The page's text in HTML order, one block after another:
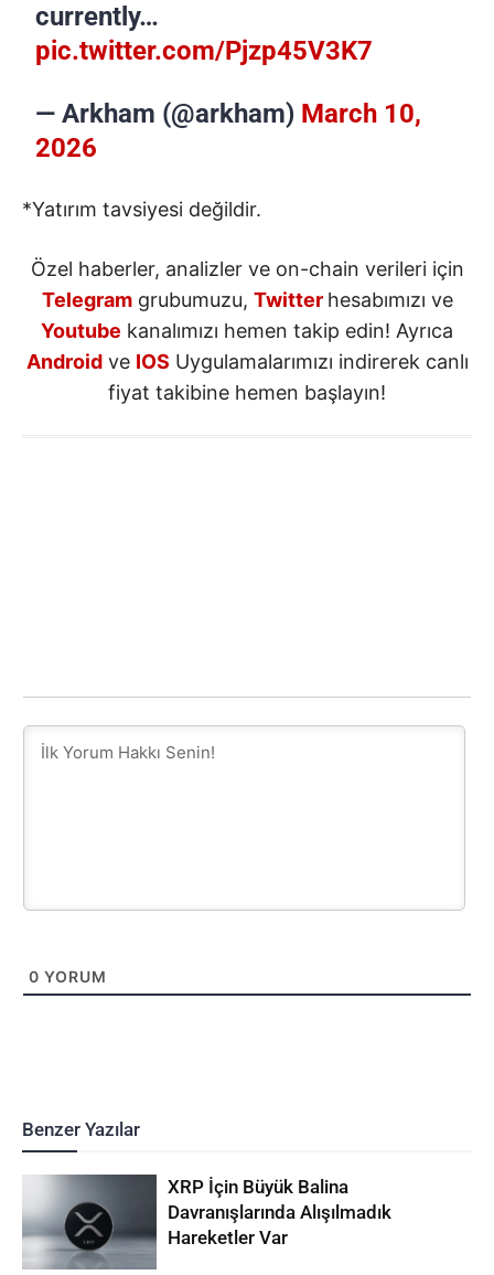
currently…
pic.twitter.com/Pjzp45V3K7
— Arkham (@arkham) March 10,
2026
*Yatırım tavsiyesi değildir.
Özel haberler, analizler ve on-chain verileri için
Telegramgrubumuzu, Twitter hesabımızı ve
Youtube kanalımızı hemen takip edin! Ayrıca
Androidve IOS Uygulamalarımızı indirerek canlı
fiyat takibine hemen başlayın!
0 YORUM
Benzer Yazılar
XRP İçin Büyük Balina
Davranışlarında Alışılmadık
Hareketler Var